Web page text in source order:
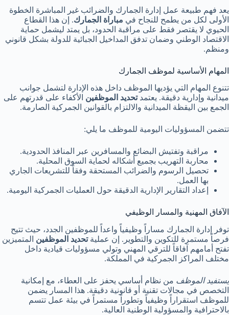
يعد فهم طبيعة عمل إدارة الجمارك والضرائب غير المباشرة الخطوة
الأولى لكل من يطمح للنجاح في مباراة الجمارك. إن هذا القطاع
الحيوي لا يقتصر فقط على مراقبة الحدود، بل يمتد ليشمل حماية
الاقتصاد الوطني وضمان تدفق المداخيل الجبائية للدولة بشكل قانوني
ومنظم.
المهام الأساسية لموظف الجمارك
تتنوع المهام التي يؤديها الموظف داخل هذه الإدارة لتشمل جوانب
ميدانية وإدارية دقيقة. يعتمدتحديد الموظفين الأكفاء على قدرتهم على
الجمع بين اليقظة الميدانية والالتزام بالقوانين الجمركية الصارمة.
تتضمن المسؤوليات اليومية للموظف ما يلي:
مراقبة وتفتيش البضائع والمسافرين عبر المنافذ الحدودية.
محاربة التهريب بجميع أشكاله لحماية السوق المحلية.
تحصيل الرسوم والضرائب المستحقة وفقاً للتشريعات الجاري
بها العمل.
إعداد التقارير الإدارية الدقيقة حول العمليات الجمركية اليومية.
الآفاق المهنية والمسار الوظيفي
توفر إدارة الجمارك مساراً وظيفياً واعداً للموظفين الجدد، حيث تتيح
فرصاً مستمرة للتكوين والتطوير. إن عمليةتحديد الموظفين المتميزين
تفتح أمامهم آفاقاً للترقي المهني وتولي مسؤوليات قيادية داخل
مختلف المراكز الجمركية في المملكة.
يستفيد الموظف من نظام أساسي يحفز على العطاء، مع إمكانية
التخصص في مجالات تقنية أو قانونية دقيقة. هذا المسار يضمن
للموظف استقراراً وظيفياً وتطوراً مستمراً في بيئة عمل تتسم
بالاحترافية والمسؤولية الوطنية العالية.